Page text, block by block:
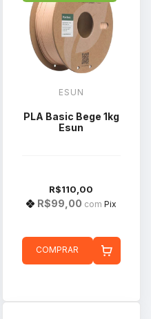
ESUN
PLA Basic Bege 1kg
Esun
R$110,00
R$99,00 com Pix
COMPRAR